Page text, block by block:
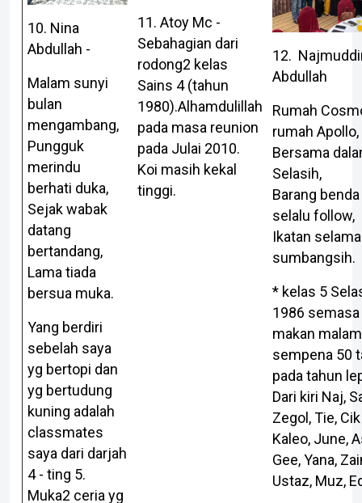
10. Nina
Abdullah -
Malam sunyi
bulan
mengambang,
Pungguk
merindu
berhati duka,
Sejak wabak
datang
bertandang,
Lama tiada
bersua muka.
Yang berdiri
sebelah saya
yg bertopi dan
yg bertudung
kuning adalah
classmates
saya dari darjah
4 - ting 5.
Muka2 ceria yg
11. Atoy Mc -
Sebahagian dari
rodong2 kelas
Sains 4 (tahun
1980).Alhamdulillah
pada masa reunion
pada Julai 2010.
Koi masih kekal
tinggi.
12.
Abdullah
Rumah
rumah Apollo,
Bersama
Selasih,
Barang
selalu follow,
Ikatan
sumbangsih.
* kelas 5
1986
makan malam
sempena 50
pada tahun
Dari kiri Naj,
Zegol, Tie,
Kaleo, June,
Gee, Yana,
Ustaz, Muz,